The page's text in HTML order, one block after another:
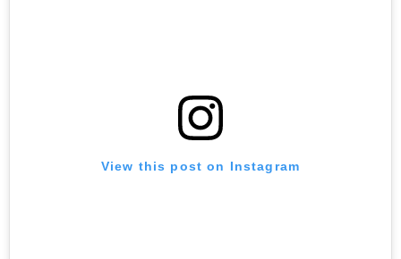
View this post on Instagram